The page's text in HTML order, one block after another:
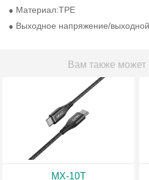
● Материал:TPE
● Выходное напряжение/
Вам также может
MX-10T